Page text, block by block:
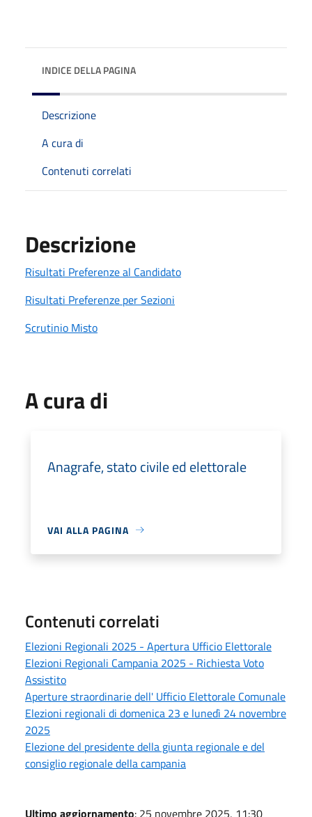
INDICE DELLA PAGINA
Descrizione
A cura di
Contenuti correlati
Descrizione
Risultati Preferenze al Candidato
Risultati Preferenze per Sezioni
Scrutinio Misto
A cura di
Anagrafe, stato civile ed elettorale
VAI ALLA PAGINA
Contenuti correlati
Elezioni Regionali 2025 - Apertura Ufficio Elettorale
Elezioni Regionali Campania 2025 - Richiesta Voto
Assistito
Aperture straordinarie dell' Ufficio Elettorale Comunale
Elezioni regionali di domenica 23 e lunedì 24 novembre
2025
Elezione del presidente della giunta regionale e del
consiglio regionale della campania
Ultimo aggiornamento: 25 novembre 2025, 11:30